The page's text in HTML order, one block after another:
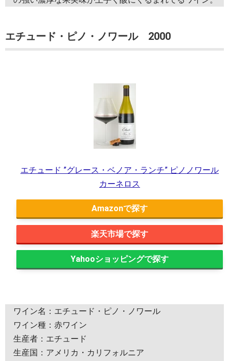
エチュード・ピノ・ノワール 2000
エチュード ”グレース・ベノア・ランチ” ピノノワール
カーネロス
Amazon
楽天市場
Yahooショッピング
ワイン名：エチュード・ピノ・ノワール
ワイン種：赤ワイン
生産者：エチュード
生産国：アメリカ・カリフォルニア